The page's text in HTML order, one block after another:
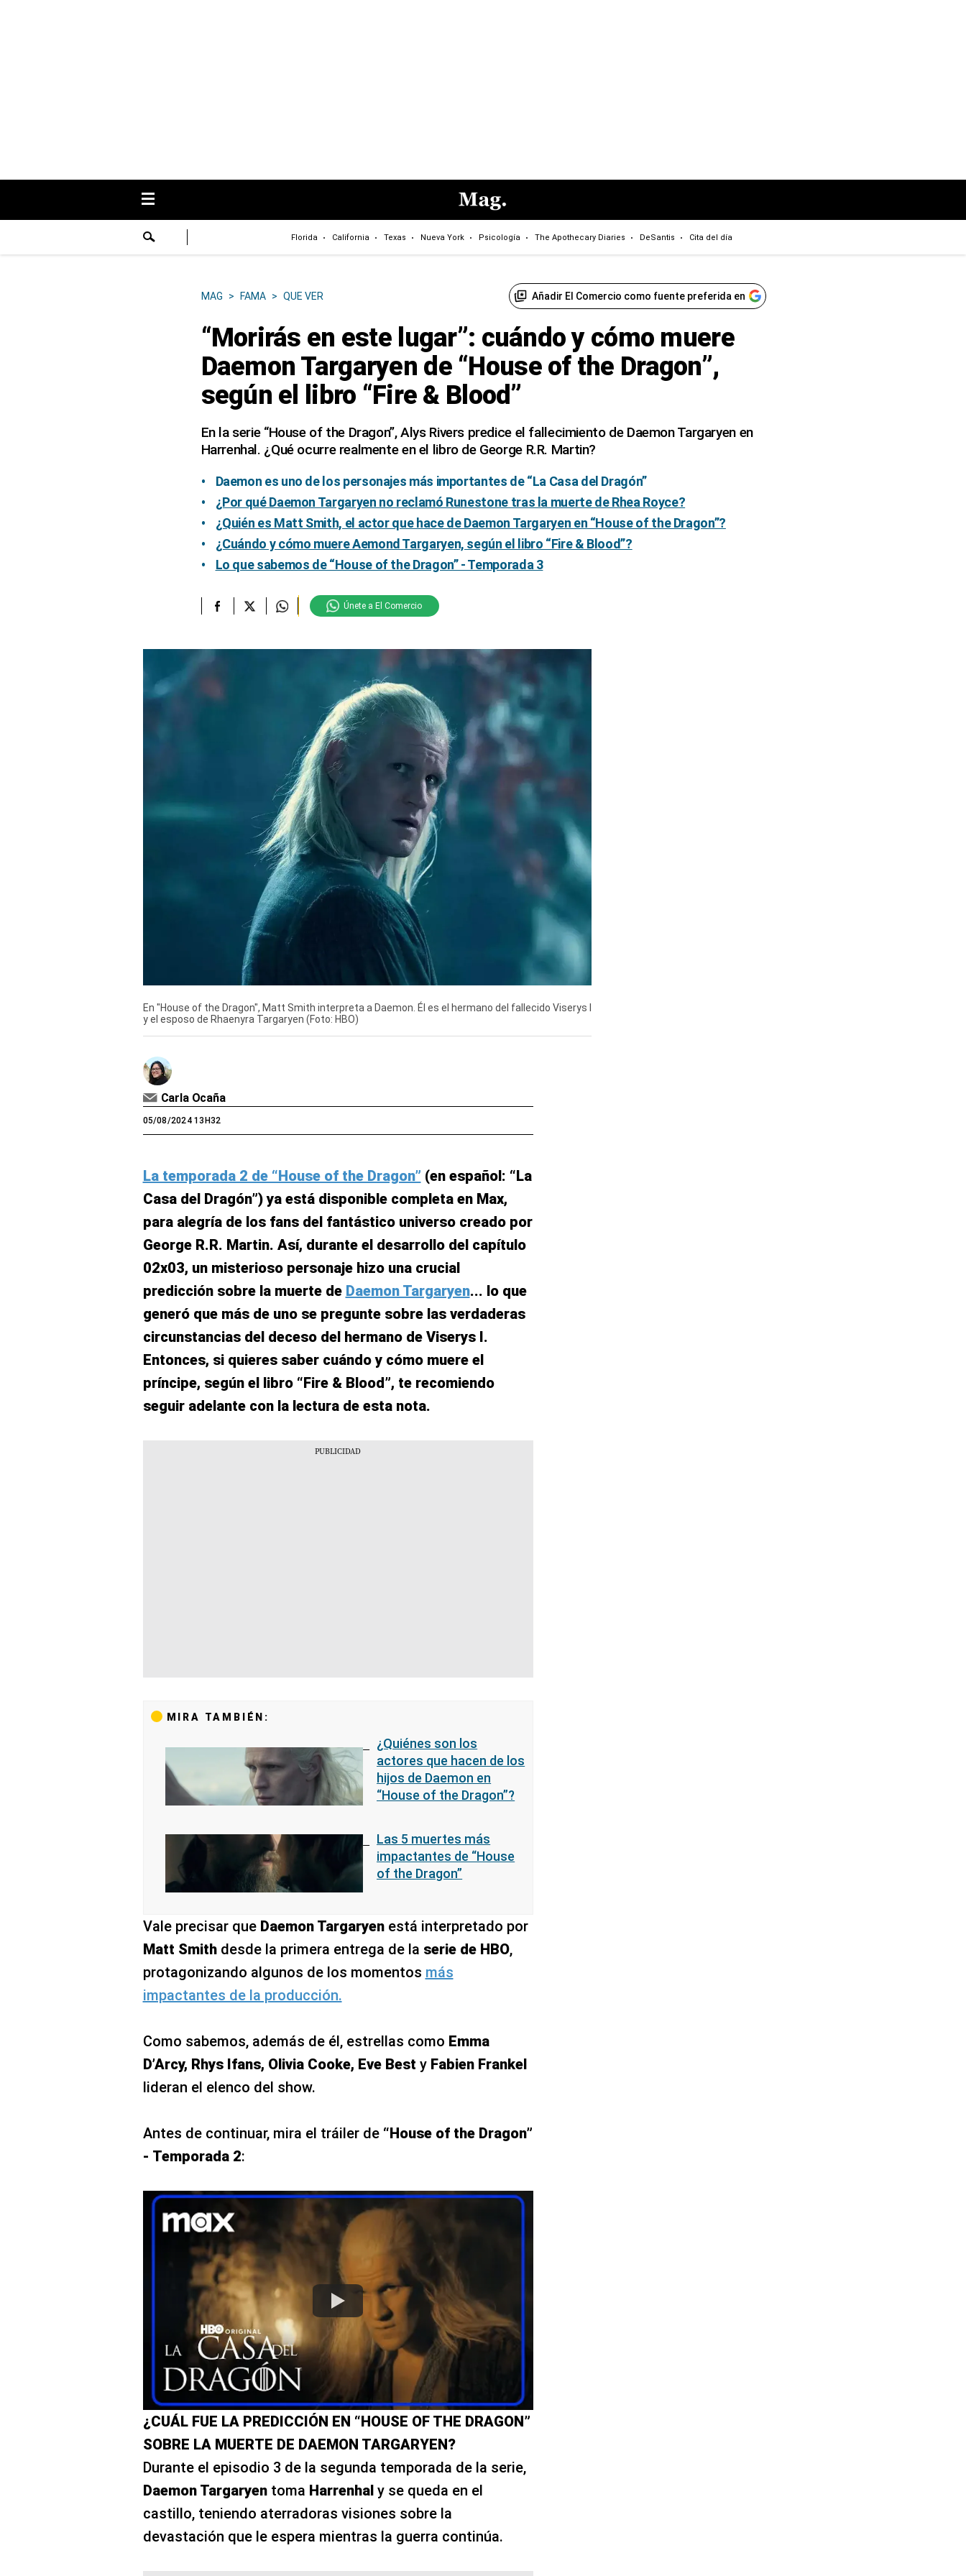
Florida California Texas Nueva York Psicología The Apothecary Diaries DeSantis Cita del día
MAG > FAMA > QUE VER Añadir El Comercio como fuente preferida en
“Morirás en este lugar”: cuándo y cómo muere
Daemon Targaryen de “House of the Dragon”,
según el libro “Fire & Blood”
En la serie “House of the Dragon”, Alys Rivers predice el fallecimiento de Daemon Targaryen en
Harrenhal. ¿Qué ocurre realmente en el libro de George R.R. Martin?
Daemon es uno de los personajes más importantes de “La Casa del Dragón”
¿Por qué Daemon Targaryen no reclamó Runestone tras la muerte de Rhea Royce?
¿Quién es Matt Smith, el actor que hace de Daemon Targaryen en “House of the Dragon”?
¿Cuándo y cómo muere Aemond Targaryen, según el libro “Fire & Blood”?
Lo que sabemos de “House of the Dragon” - Temporada 3
Únete a El Comercio
En "House of the Dragon", Matt Smith interpreta a Daemon. Él es el hermano del fallecido Viserys I
y el esposo de Rhaenyra Targaryen (Foto: HBO)
Carla Ocaña
05/08/2024 13H32
La temporada 2 de “House of the Dragon” (en español: “La
Casa del Dragón”) ya está disponible completa en Max,
para alegría de los fans del fantástico universo creado por
George R.R. Martin. Así, durante el desarrollo del capítulo
02x03, un misterioso personaje hizo una crucial
predicción sobre la muerte de Daemon Targaryen... lo que
generó que más de uno se pregunte sobre las verdaderas
circunstancias del deceso del hermano de Viserys I.
Entonces, si quieres saber cuándo y cómo muere el
príncipe, según el libro “Fire & Blood”, te recomiendo
seguir adelante con la lectura de esta nota.
MIRA TAMBIÉN:
¿Quiénes son los
actores que hacen de los
hijos de Daemon en
“House of the Dragon”?
Las 5 muertes más
impactantes de “House
of the Dragon”
Vale precisar que Daemon Targaryen está interpretado por
Matt Smithdesde la primera entrega de la serie de HBO,
protagonizando algunos de los momentos más
impactantes de la producción.
Como sabemos, además de él, estrellas como Emma
D’Arcy, Rhys Ifans, Olivia Cooke, Eve Best yFabien Frankel
lideran el elenco del show.
Antes de continuar, mira el tráiler de “House of the Dragon”
- Temporada 2:
¿CUÁL FUE LA PREDICCIÓN EN “HOUSE OF THE DRAGON”
SOBRE LA MUERTE DE DAEMON TARGARYEN?
Durante el episodio 3 de la segunda temporada de la serie,
Daemon Targaryentoma Harrenhal y se queda en el
castillo, teniendo aterradoras visiones sobre la
devastación que le espera mientras la guerra continúa.